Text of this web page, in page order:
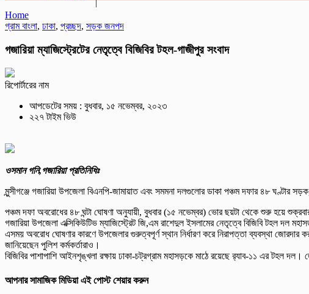
Home
গ্রাম বাংলা, ঢাকা, প্রচ্ছদ, সড়ক জনপদ
গজারিয়া ম্যাজিস্ট্রেটের নেতৃত্বে বিজিবির টহল-গাজীপুর সংবাদ
রিপোর্টারের নাম
আপডেটের সময় : বুধবার, ১৫ নভেম্বর, ২০২৩
২২৭ টাইম ভিউ
ওসমান গনি,গজারিয়া প্রতিনিধিঃ
মুন্সীগঞ্জে গজারিয়া উপজেলা বিএনপি-জামায়াত এবং সমমনা দলগুলোর ডাকা পঞ্চম দফার ৪৮ ঘণ্টার
পঞ্চম দফা অবরোধের ৪৮ ঘন্টা ঘোষণা অনুযায়ী, বুধবার (১৫ নভেম্বর) ভোর ছয়টা থেকে শুরু হয়ে
গজারিয়া উপজেলা এক্সিকিউটিভ ম্যাজিস্ট্রেট জি,এম রাশেদুল ইসলামের নেতৃত্বে বিজিবি টহল দল
এসময় অবরোধ ঘোষণার কারণে উপজেলার গুরুত্বপূর্ণ স্থান নির্ধারণ করে নিরাপত্তা ব্যবস্থা
জানিয়েছেন পুলিশ কর্মকর্তারাও।
বিজিবির পাশাপাশি আইনশৃঙ্খলা রক্ষায় ঢাকা-চট্রগ্রাম মহাসড়কে মাঠে রয়েছে র‌্যাব-১১ এর টহল
আপনার সামাজিক মিডিয়া এই পোস্ট শেয়ার করুন